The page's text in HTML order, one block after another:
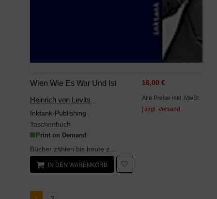
Wien Wie Es War Und Ist
Heinrich von Levitschnigg
Inktank-Publishing
Taschenbuch
Print on Demand
Bücher zählen bis heute zu den wichtigsten kulturellen Errungenschaften der Menschheit. Ihre Erfi...
16,00 €
Alle Preise inkl. MwSt
| zzgl. Versand
IN DEN WARENKORB